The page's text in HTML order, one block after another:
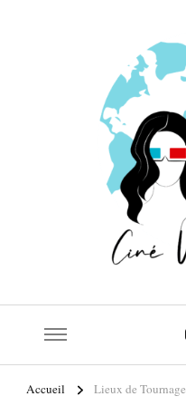
Accueil Lieux de Tournage